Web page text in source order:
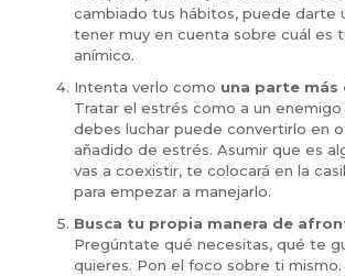
cambiado tus hábitos, puede darte
tener muy en cuenta sobre cuál es
anímico.
Intenta verlo como una parte más
Tratar el estrés como a un
debes luchar puede convertirlo en
añadido de estrés. Asumir que es
vas a coexistir, te colocará en la
para empezar a manejarlo.
Busca tu propia manera de
Pregúntate qué necesitas, qué te
quieres. Pon el foco sobre ti